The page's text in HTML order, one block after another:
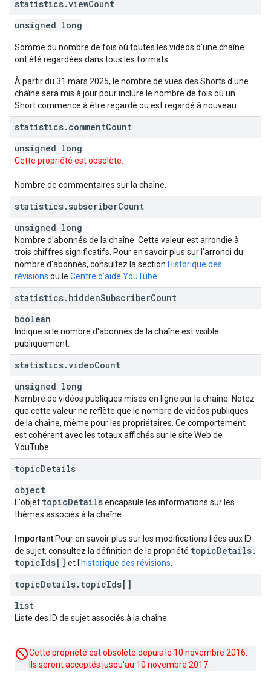
statistics.viewCount
unsigned long
Somme du nombre de fois où toutes les vidéos d'une chaîne
ont été regardées dans tous les formats.
À partir du 31 mars 2025, le nombre de vues des Shorts d'une
chaîne sera mis à jour pour inclure le nombre de fois où un
Short commence à être regardé ou est regardé à nouveau.
statistics. commentCount
unsigned long
Cette propriété est obsolète.
Nombre de commentaires sur la chaîne.
statistics. subscriberCount
unsigned long
Nombre d'abonnés de la chaîne. Cette valeur est arrondie à
trois chiffres significatifs. Pour en savoir plus sur l'arrondi du
nombre d'abonnés, consultez la section Historique des
révisions ou le Centre d'aide YouTube
statistics. hiddenSubscriberCount
boolean
Indique si le nombre d'abonnés de la chaîne est visible
publiquement.
statistics.videoCount
unsigned long
Nombre de vidéos publiques mises en ligne sur la chaîne. Notez
que cette valeur ne reflète que le nombre de vidéos publiques
de la chaîne, même pour les propriétaires. Ce comportement
est cohérent avec les totaux affichés sur le site Web de
YouTube.
topicDetails
object
L'objet topicDetailsencapsule les informations sur les
thèmes associés à la chaîne.
Important:Pour en savoir plus sur les modifications liées aux ID
de sujet, consultez la définition de la propriété topicDetails.
topicIds[] et l'historique des révisions
topicDetails. topicIds[]
list
Liste des ID de sujet associés à la chaîne.
Cette propriété est obsolète depuis le 10 novembre 2016.
Ils seront acceptés jusqu'au 10 novembre 2017.